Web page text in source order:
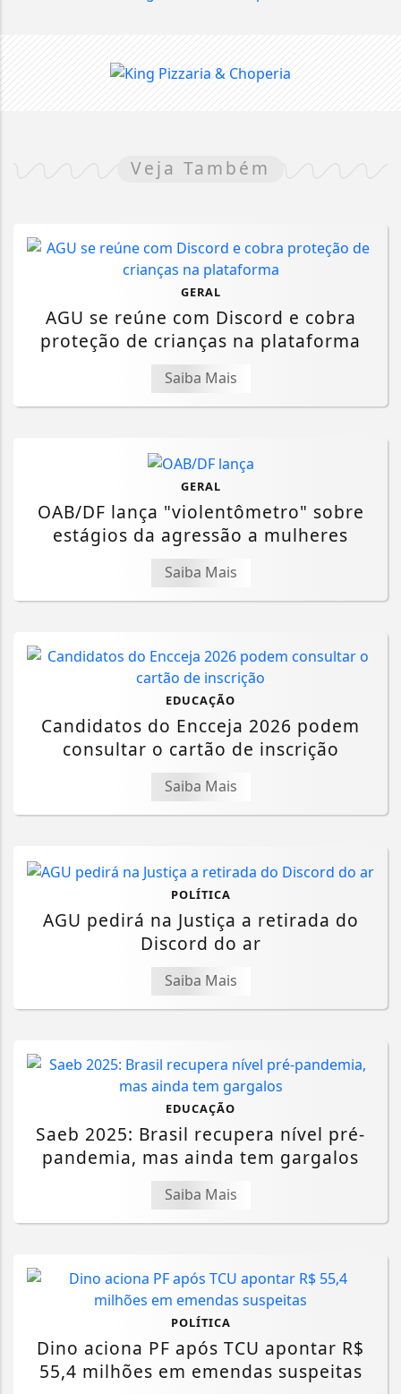
Veja Também
GERAL
AGU se reúne com Discord e cobra
proteção de crianças na plataforma
Saiba Mais
GERAL
OAB/DF lança "violentômetro" sobre
estágios da agressão a mulheres
Saiba Mais
EDUCAÇÃO
Candidatos do Encceja 2026 podem
consultar o cartão de inscrição
Saiba Mais
POLÍTICA
AGU pedirá na Justiça a retirada do
Discord do ar
Saiba Mais
EDUCAÇÃO
Saeb 2025: Brasil recupera nível pré-
pandemia, mas ainda tem gargalos
Saiba Mais
POLÍTICA
Dino aciona PF após TCU apontar R$
55,4 milhões em emendas suspeitas